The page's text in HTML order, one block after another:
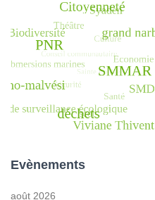
Evènements
août 2026